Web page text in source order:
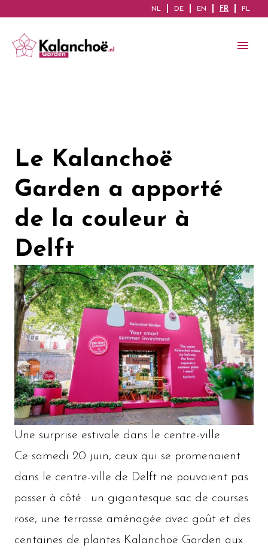
NL DE EN FR PL
Le Kalanchoë
Garden a apporté
de la couleur à
Delft
Une surprise estivale dans le centre-ville
Ce samedi 20 juin, ceux qui se promenaient
dans le centre-ville de Delft ne pouvaient pas
passer à côté : un gigantesque sac de courses
rose, une terrasse aménagée avec goût et des
centaines de plantes Kalanchoë Garden aux